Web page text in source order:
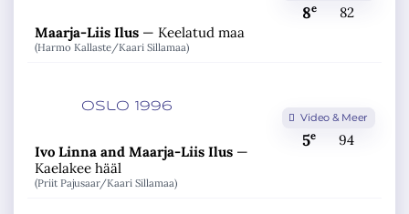
Maarja-Liis Ilus— Keelatud maa
(Harmo Kallaste/Kaari Sillamaa)
8e 82
Oslo 1996
Ivo Linna and Maarja-Liis Ilus—
Kaelakee hääl
(Priit Pajusaar/Kaari Sillamaa)
Video & Meer
5e 94